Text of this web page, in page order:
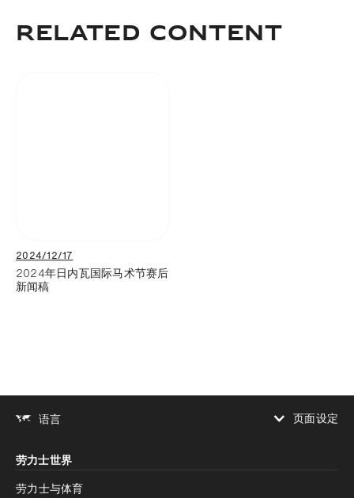
Related Content
2024/12/17
2024年日内瓦国际马术节赛后
新闻稿
语言
页面设定
增加对比度
停用
减少动画
劳力士世界
劳力士与体育